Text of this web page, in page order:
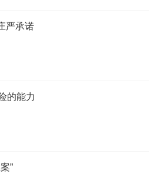
严承诺
的能力
”